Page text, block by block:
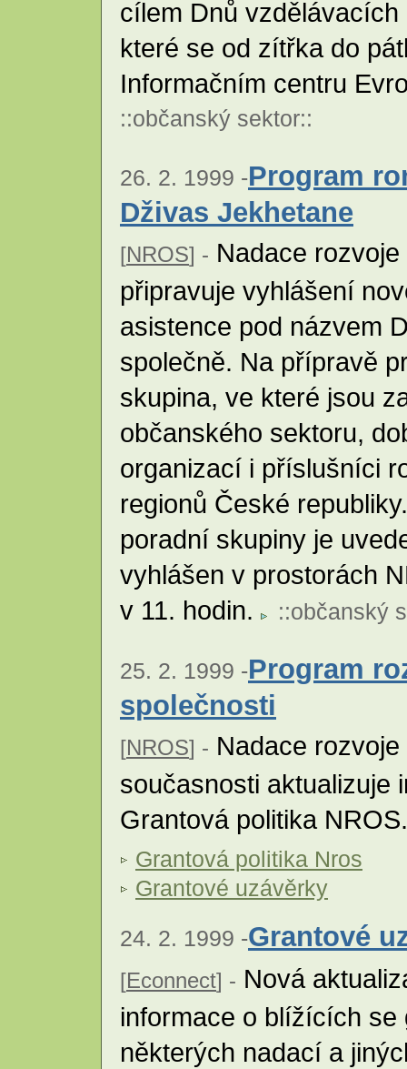
cílem Dnů
které se od zítřka do
Informačním centru
::občanský sektor::
26. 2. 1999 -Program
Dživas Jekhetane
[NROS] - Nadace
připravuje vyhlášení
asistence pod názvem
společně. Na přípravě
skupina, ve které jsou
občanského sektoru,
organizací i příslušníci
regionů České
poradní skupiny je
vyhlášen v prostorách
v 11. hodin.
::občanský
25. 2. 1999 -Program
společnosti
[NROS] - Nadace
současnosti aktualizuje
Grantová politika
Grantová politika Nros
Grantové uzávěrky
24. 2. 1999 -Grantové
[Econnect] - Nová
informace o blížících
některých nadací a